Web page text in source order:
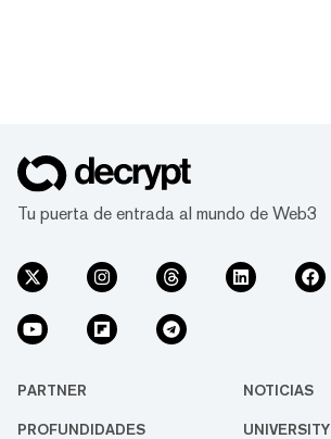
Tu puerta de entrada al mundo de Web3
PARTNER NOTICIAS
PROFUNDIDADES UNIVERSITY